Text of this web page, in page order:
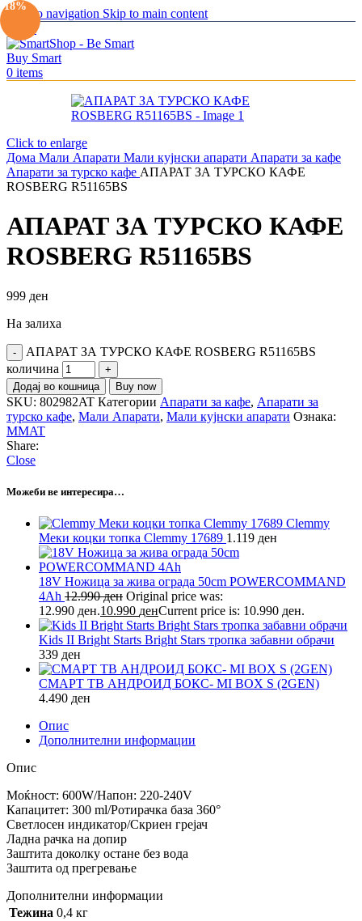
Skip to navigation Skip to main content
0 items
Click to enlarge
Дома Мали Апарати Мали кујнски апарати Апарати за кафе
Апарати за турско кафе АПАРАТ ЗА ТУРСКО КАФЕ
ROSBERG R51165BS
АПАРАТ ЗА ТУРСКО КАФЕ
ROSBERG R51165BS
999 ден
На залиха
АПАРАТ ЗА ТУРСКО КАФЕ ROSBERG R51165BS
количина
Додај во кошница Buy now
SKU: 802982AT Категории Апарати за кафе, Апарати за
турско кафе, Мали Апарати, Мали кујнски апарати Ознака:
MMAT
Share:
Close
Можеби ве интересира…
Clemmy
Меки коцки топка Clemmy 17689 1.119 ден
18V Ножица за жива ограда 50cm POWERCOMMAND
4Ah 12.990ден Original price was:
12.990 ден.10.990 денCurrent price is: 10.990 ден.
Kids II Bright Starts Bright Stars тропка забавни обрачи
339 ден
СМАРТ ТВ АНДРОИД БОКС- MI BOX S (2GEN)
4.490 ден
Опис
Дополнителни информации
Опис
Моќност: 600W/Напон: 220-240V
Капацитет: 300 ml/Pотирачка база 360°
Светлосен индикатор/Скриен грејач
Ладна рачка на допир
Заштита доколку остане без вода
Заштита од прегревање
Дополнителни информации
Тежина 0,4 кг
-18%